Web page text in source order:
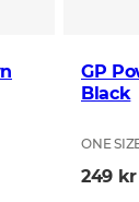
GP
Black
ONE
249 kr